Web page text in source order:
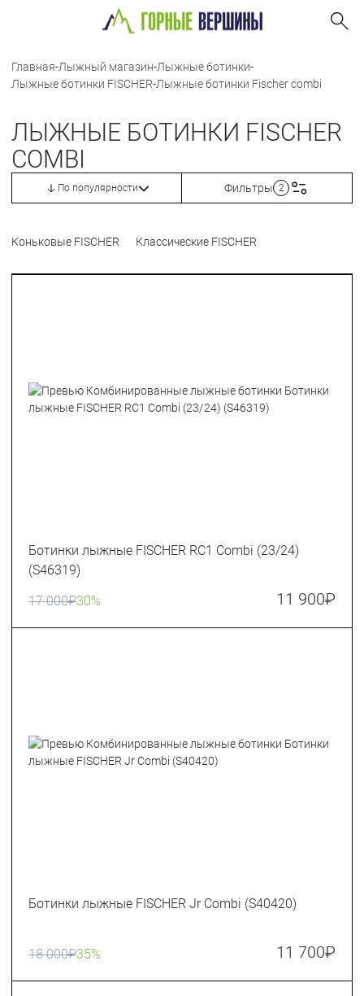
Главная-Лыжный магазин-Лыжные ботинки-
Лыжные ботинки FISCHER-Лыжные ботинки Fischer combi
ЛЫЖНЫЕ БОТИНКИ FISCHER
COMBI
По популярности Фильтры 2
Коньковые FISCHER Классические FISCHER
Ботинки лыжные FISCHER RC1 Combi (23/24)
(S46319)
17 000₽30% 11 900₽
Ботинки лыжные FISCHER Jr Combi (S40420)
18 000₽35% 11 700₽